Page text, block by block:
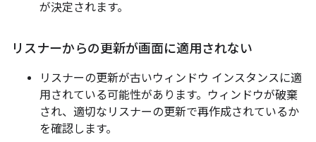
が決定されます。
リスナーからの更新が画面に適用されない
リスナーの更新が古いウィンドウ インスタンスに適
用されている可能性があります。ウィンドウが破棄
され、適切なリスナーの更新で再作成されているか
を確認します。